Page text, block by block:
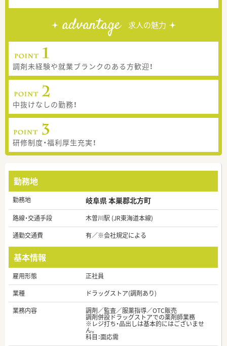
advantage 求人の魅力
調剤未経験や就業ブランクのある方歓迎！
中抜けなしの勤務！
研修制度・福利厚生充実！
勤務地
勤務地 岐阜県 本巣郡北方町
路線・交通手段
木曽川駅 (JR東海道本線)
通勤交通費
有／※会社規定による
基本情報
雇用形態
正社員
業種
ドラッグストア(調剤あり)
業務内容
調剤／監査／服薬指導／OTC販売
調剤併設ドラッグストアでの薬剤師業務
※レジ打ち・品出しは基本的にはございませ
ん。
科目：面応需